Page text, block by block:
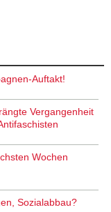
Auftakt!
Vergangenheit
Wochen
Sozialabbau?